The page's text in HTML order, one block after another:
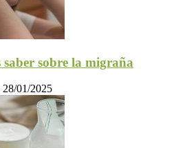
saber sobre la migraña
28/01/2025